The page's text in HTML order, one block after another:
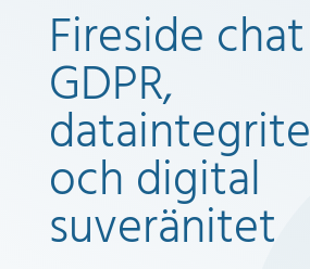
Fireside
GDPR,
och digital
suveränitet